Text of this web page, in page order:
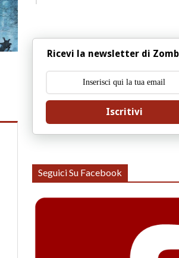
Ricevi la newsletter di
Iscritivi
Seguici Su Facebook